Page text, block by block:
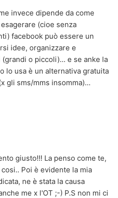
invece dipende da come
(cioe senza
facebook può essere un
idee, organizzare e
o piccoli)... e se anke la
lo usa è un alternativa gratuita
gli sms/mms insomma)...
giusto!!! La penso come te,
Poi è evidente la mia
ne è stata la causa
me x l'OT ;-) P.S non mi ci